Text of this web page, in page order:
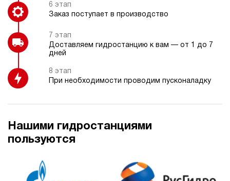
6 этап
Заказ поступает в производство
7 этап
Доставляем гидростанцию к вам — от 1 до 7
дней
8 этап
При необходимости проводим пусконаладку
Нашими гидростанциями
пользуются